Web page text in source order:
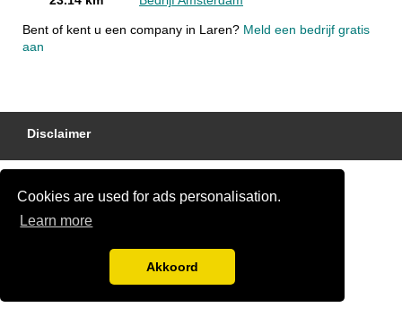
Cookies are used for ads personalisation.
Learn more
Akkoord
Bent of kent u een company in Laren? Meld een bedrijf gratis
aan
Disclaimer